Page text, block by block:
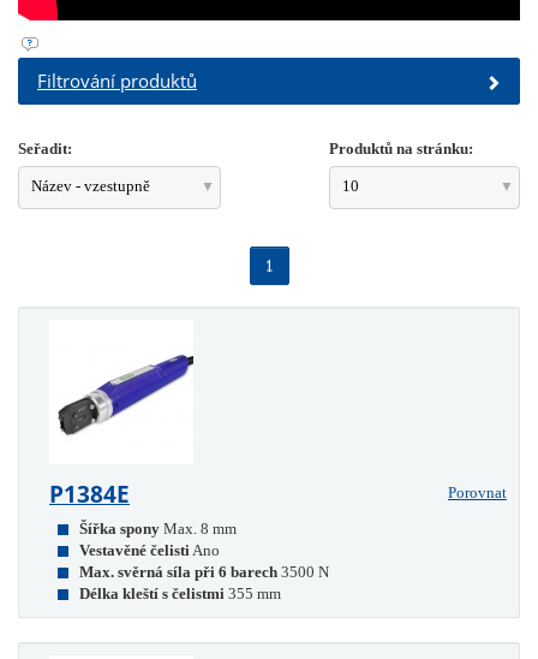
Filtrování produktů
Seřadit:
Název - vzestupně
Produktů na stránku:
10
1
P1384E
Porovnat
Šířka spony Max. 8 mm
Vestavěné čelistiAno
Max. svěrná síla při 6 barech 3500 N
Délka kleští s čelistmi 355 mm